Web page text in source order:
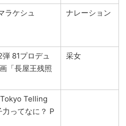
ラケシュ ナレーション
81プロデュ
「長屋王残照
采女
Telling
ってなに？ P